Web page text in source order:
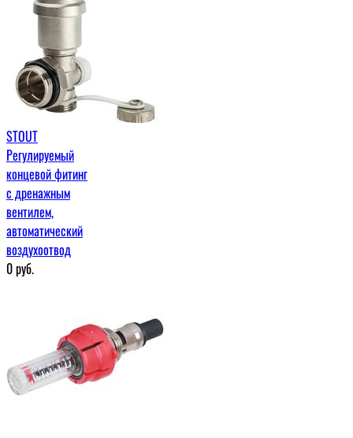
STOUT
Регулируемый
концевой фитинг
с дренажным
вентилем,
автоматический
воздухоотвод
0руб.